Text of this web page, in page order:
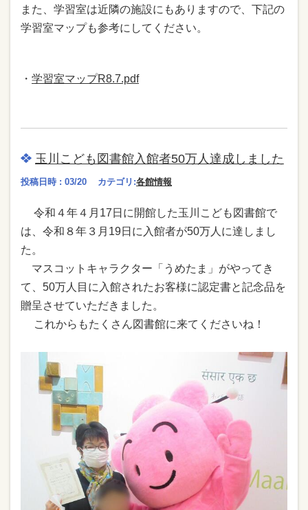
また、学習室は近隣の施設にもありますので、下記の
学習室マップも参考にしてください。
・ 学習室マップR8.7.pdf
玉川こども図書館入館者50万人達成しました
投稿日時 : 03/20 カテゴリ:各館情報
令和４年４月17日に開館した玉川こども図書館で
は、令和８年３月19日に入館者が50万人に達しまし
た。
マスコットキャラクター「うめたま」がやってき
て、50万人目に入館されたお客様に認定書と記念品を
贈呈させていただきました。
これからもたくさん図書館に来てくださいね！